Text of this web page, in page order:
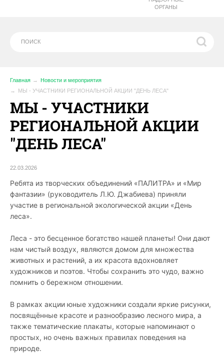
ОРГАНЫ
Главная
Новости и мероприятия
МЫ - УЧАСТНИКИ РЕГИОНАЛЬНОЙ АКЦИИ "ДЕНЬ ЛЕСА"
МЫ - УЧАСТНИКИ
РЕГИОНАЛЬНОЙ АКЦИИ
"ДЕНЬ ЛЕСА"
22.03.2026
Ребята из творческих объединений «ПАЛИТРА» и «Мир
фантазии» (руководитель Л.Ю. Джабиева) приняли
участие в региональной экологической акции «День
леса».
Леса - это бесценное богатство нашей планеты! Они дают
нам чистый воздух, являются домом для множества
животных и растений, а их красота вдохновляет
художников и поэтов. Чтобы сохранить это чудо, важно
помнить о бережном отношении.
В рамках акции юные художники создали яркие рисунки,
посвящённые красоте и разнообразию лесного мира, а
также тематические плакаты, которые напоминают о
простых, но очень важных правилах поведения на
природе.